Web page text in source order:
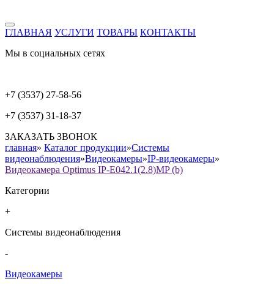
ГЛАВНАЯ УСЛУГИ ТОВАРЫ КОНТАКТЫ
Мы в социальных сетях
+7 (3537) 27-58-56
+7 (3537) 31-18-37
ЗАКАЗАТЬ ЗВОНОК
главная» Каталог продукции»Системы
видеонаблюдения»Видеокамеры»IP-видеокамеры»
Видеокамера Optimus IP-E042.1(2.8)MP (b)
Категории
+
Системы видеонаблюдения
-
Видеокамеры